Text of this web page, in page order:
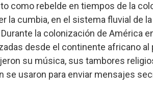
como rebelde en tiempos de la
la cumbia, en el sistema fluvial de
la colonización de América
desde el continente africano al
su música, sus tambores
se usaron para enviar mensajes